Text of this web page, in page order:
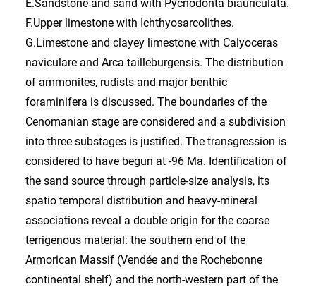
E.Sandstone and sand with Pycnodonta biauriculata.
F.Upper limestone with Ichthyosarcolithes.
G.Limestone and clayey limestone with Calyoceras
naviculare and Arca tailleburgensis. The distribution
of ammonites, rudists and major benthic
foraminifera is discussed. The boundaries of the
Cenomanian stage are considered and a subdivision
into three substages is justified. The transgression is
considered to have begun at -96 Ma. Identification of
the sand source through particle-size analysis, its
spatio temporal distribution and heavy-mineral
associations reveal a double origin for the coarse
terrigenous material: the southern end of the
Armorican Massif (Vendée and the Rochebonne
continental shelf) and the north-western part of the